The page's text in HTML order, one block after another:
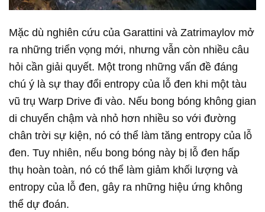
Mặc dù nghiên cứu của Garattini và Zatrimaylov mở
ra những triển vọng mới, nhưng vẫn còn nhiều câu
hỏi cần giải quyết. Một trong những vấn đề đáng
chú ý là sự thay đổi entropy của lỗ đen khi một tàu
vũ trụ Warp Drive đi vào. Nếu bong bóng không gian
di chuyển chậm và nhỏ hơn nhiều so với đường
chân trời sự kiện, nó có thể làm tăng entropy của lỗ
đen. Tuy nhiên, nếu bong bóng này bị lỗ đen hấp
thụ hoàn toàn, nó có thể làm giảm khối lượng và
entropy của lỗ đen, gây ra những hiệu ứng không
thể dự đoán.